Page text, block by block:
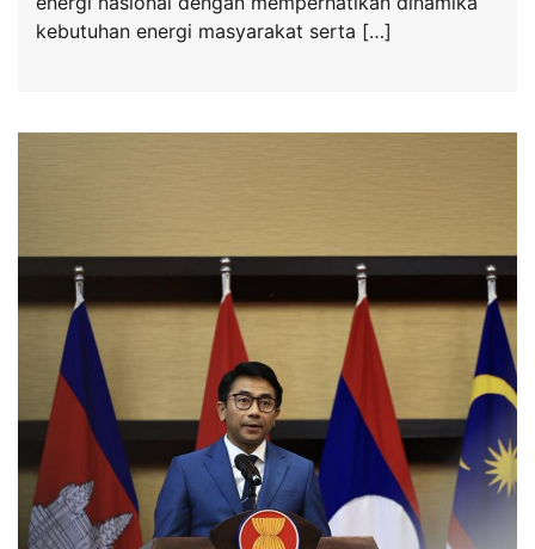
kebutuhan energi masyarakat serta […]